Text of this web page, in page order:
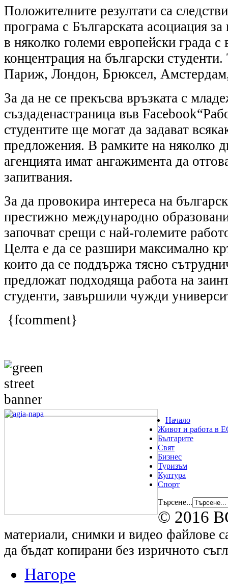
Положителните резултати са
програма с Българската асоциация
в няколко големи европейски града с
концентрация на български
Париж, Лондон, Брюксел,
За да не се прекъсва връзката с
създаденастраница във
студентите ще могат да задават
предложения. В рамките на няколко
агенцията имат ангажимента да
запитвания.
За да провокира интереса на
престижно международно
започват срещи с най-големите
Целта е да се разшири максимално
които да се поддържа тясно
предложат подходяща работа на
студенти, завършили чужди
{fcomment}
Начало
Живот и работа в
Българите
Свят
Бизнес
Туризъм
Култура
Спорт
Търсене...
© 2016
материали, снимки и видео файлове
да бъдат копирани без изричното
Нагоре